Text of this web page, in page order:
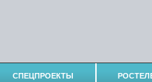
СПЕЦПРОЕКТЫ